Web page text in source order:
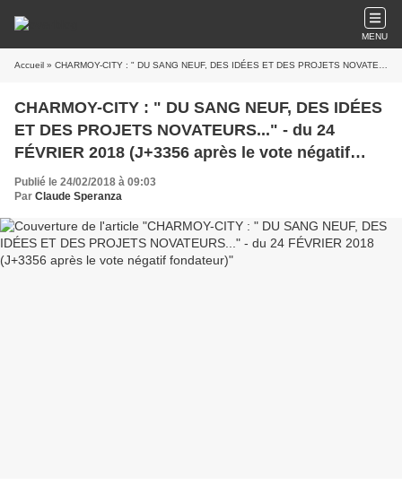
MENU
Accueil » CHARMOY-CITY : " DU SANG NEUF, DES IDÉES ET DES PROJETS NOVATEURS..." - du 24 FÉVRIER 2018 (J+3356 après le vote négatif fondateur)
CHARMOY-CITY : " DU SANG NEUF, DES IDÉES
ET DES PROJETS NOVATEURS..." - du 24
FÉVRIER 2018 (J+3356 après le vote négatif
fondateur)
Publié le 24/02/2018 à 09:03
Par Claude Speranza